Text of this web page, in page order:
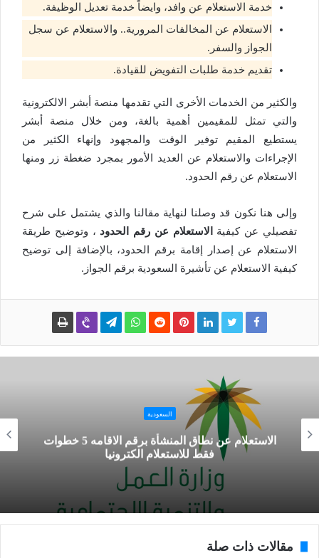
خدمة الاستعلام عن وافد، وايضاً خدمة تعديل الوظيفة.
الاستعلام عن المخالفات المرورية.. والاستعلام عن سجل
الجواز والسفر.
تقديم خدمة طلبات التفويض للقيادة.
والكثير من الخدمات الأخرى التي تقدمها منصة أبشر الالكترونية
والتي تمثل للمقيمين أهمية بالغة، ومن خلال منصة أبشر
يستطيع المقيم توفير الوقت والمجهود وإنهاء الكثير من
الإجراءات والاستعلام عن العديد الأمور بمجرد ضغطة زر ومنها
الاستعلام عن رقم الحدود.
وإلى هنا نكون قد وصلنا لنهاية مقالنا والذي يشتمل على شرح
تفصيلي عن كيفية
الاستعلام عن رقم الحدود ، وتوضيح طريقة
الاستعلام عن إصدار إقامة برقم الحدود، بالإضافة إلى توضيح
كيفية الاستعلام عن تأشيرة السعودية برقم الجواز.
السعودية
الاستعلام عن نطاق المنشأة برقم الاقامه 5 خطوات
فقط للاستعلام الكترونيا
مقالات ذات صلة